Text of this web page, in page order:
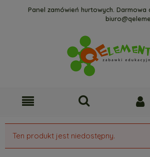
Panel zamówień hurtowych. Darmowa
Ten produkt jest niedostępny.